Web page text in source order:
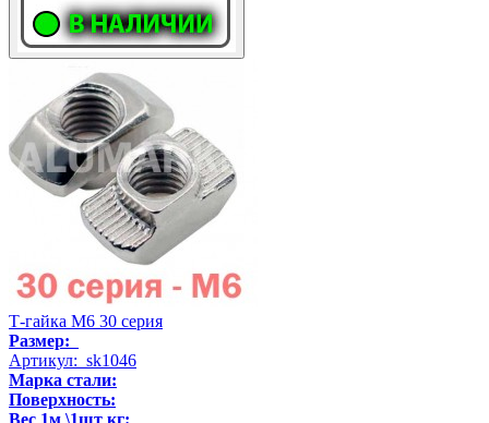
Т-гайка М6 30 серия
Размер:
Артикул: sk1046
Марка стали:
Поверхность:
Вес 1м \1шт кг: